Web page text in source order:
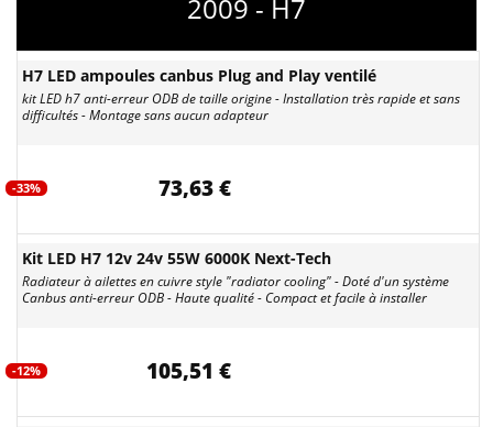
2009 - H7
H7 LED ampoules canbus Plug and Play ventilé
kit LED h7 anti-erreur ODB de taille origine - Installation très rapide et sans
difficultés - Montage sans aucun adapteur
-33% 73,63 €
Kit LED H7 12v 24v 55W 6000K Next-Tech
Radiateur à ailettes en cuivre style "radiator cooling" - Doté d'un système
Canbus anti-erreur ODB - Haute qualité - Compact et facile à installer
-12% 105,51 €